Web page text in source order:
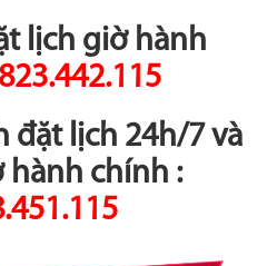
lịch giờ hành
đặt lịch 24h/7 và
hành chính :